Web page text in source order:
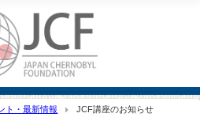
ト・最新情報 JCF講座のお知らせ